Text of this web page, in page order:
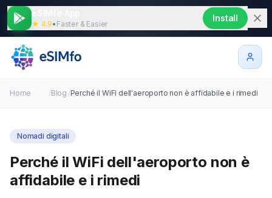
★ 4.9• Faster & Easier
Install
Home /Blog /Perché il WiFi dell'aeroporto non è affidabile e i rimedi
Nomadi digitali
Perché il WiFi dell'aeroporto non è
affidabile e i rimedi